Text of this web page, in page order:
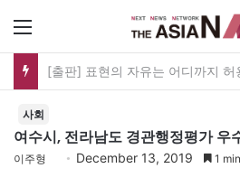
사회
여수시, 전라남도 경관행정평가 우
이주형 December 13, 2019 1